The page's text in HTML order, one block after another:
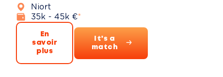
Niort
35k - 45k €*
En
savoir
plus
It's a
match